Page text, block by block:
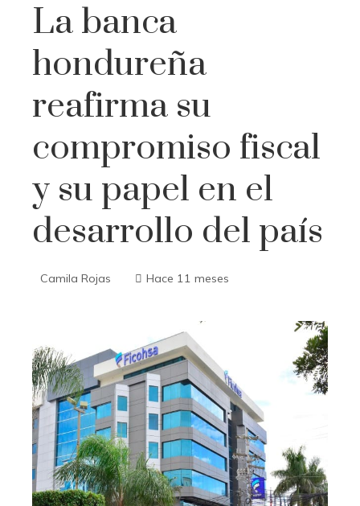
La banca
hondureña
reafirma su
compromiso fiscal
y su papel en el
desarrollo del país
Camila Rojas Hace 11 meses